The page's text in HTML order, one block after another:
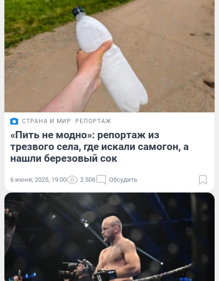
СТРАНА И МИР РЕПОРТАЖ
«Пить не модно»: репортаж из
трезвого села, где искали самогон, а
нашли березовый сок
6 июня, 2025, 19:00 2 506 Обсудить